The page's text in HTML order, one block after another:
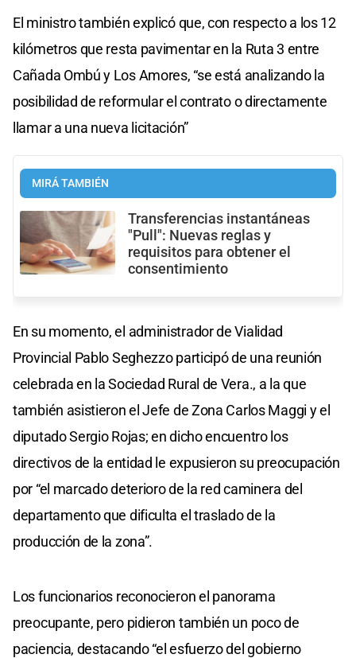
El ministro también explicó que, con respecto a los 12
kilómetros que resta pavimentar en la Ruta 3 entre
Cañada Ombú y Los Amores, “se está analizando la
posibilidad de reformular el contrato o directamente
llamar a una nueva licitación”
MIRÁ TAMBIÉN
Transferencias instantáneas
"Pull": Nuevas reglas y
requisitos para obtener el
consentimiento
En su momento, el administrador de Vialidad
Provincial Pablo Seghezzo participó de una reunión
celebrada en la Sociedad Rural de Vera., a la que
también asistieron el Jefe de Zona Carlos Maggi y el
diputado Sergio Rojas; en dicho encuentro los
directivos de la entidad le expusieron su preocupación
por “el marcado deterioro de la red caminera del
departamento que dificulta el traslado de la
producción de la zona”.
Los funcionarios reconocieron el panorama
preocupante, pero pidieron también un poco de
paciencia, destacando “el esfuerzo del gobierno